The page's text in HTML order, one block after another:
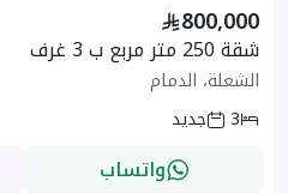
800,000
شقة 250 متر مربع ب 3 غرف
الشعلة، الدمام
3
جديد
واتساب